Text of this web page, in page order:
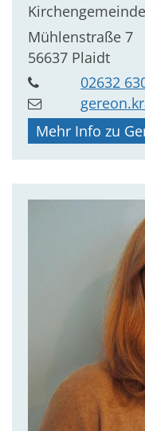
Mühlenstraße 7
56637 Plaidt
02632
Mehr Info zu